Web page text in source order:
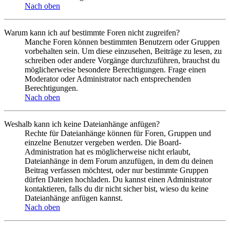
Nach oben
Warum kann ich auf bestimmte Foren nicht zugreifen?
Manche Foren können bestimmten Benutzern oder Gruppen
vorbehalten sein. Um diese einzusehen, Beiträge zu lesen, zu
schreiben oder andere Vorgänge durchzuführen, brauchst du
möglicherweise besondere Berechtigungen. Frage einen
Moderator oder Administrator nach entsprechenden
Berechtigungen.
Nach oben
Weshalb kann ich keine Dateianhänge anfügen?
Rechte für Dateianhänge können für Foren, Gruppen und
einzelne Benutzer vergeben werden. Die Board-
Administration hat es möglicherweise nicht erlaubt,
Dateianhänge in dem Forum anzufügen, in dem du deinen
Beitrag verfassen möchtest, oder nur bestimmte Gruppen
dürfen Dateien hochladen. Du kannst einen Administrator
kontaktieren, falls du dir nicht sicher bist, wieso du keine
Dateianhänge anfügen kannst.
Nach oben